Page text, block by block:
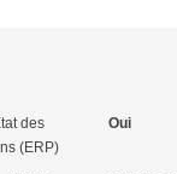
des
(ERP)
Oui